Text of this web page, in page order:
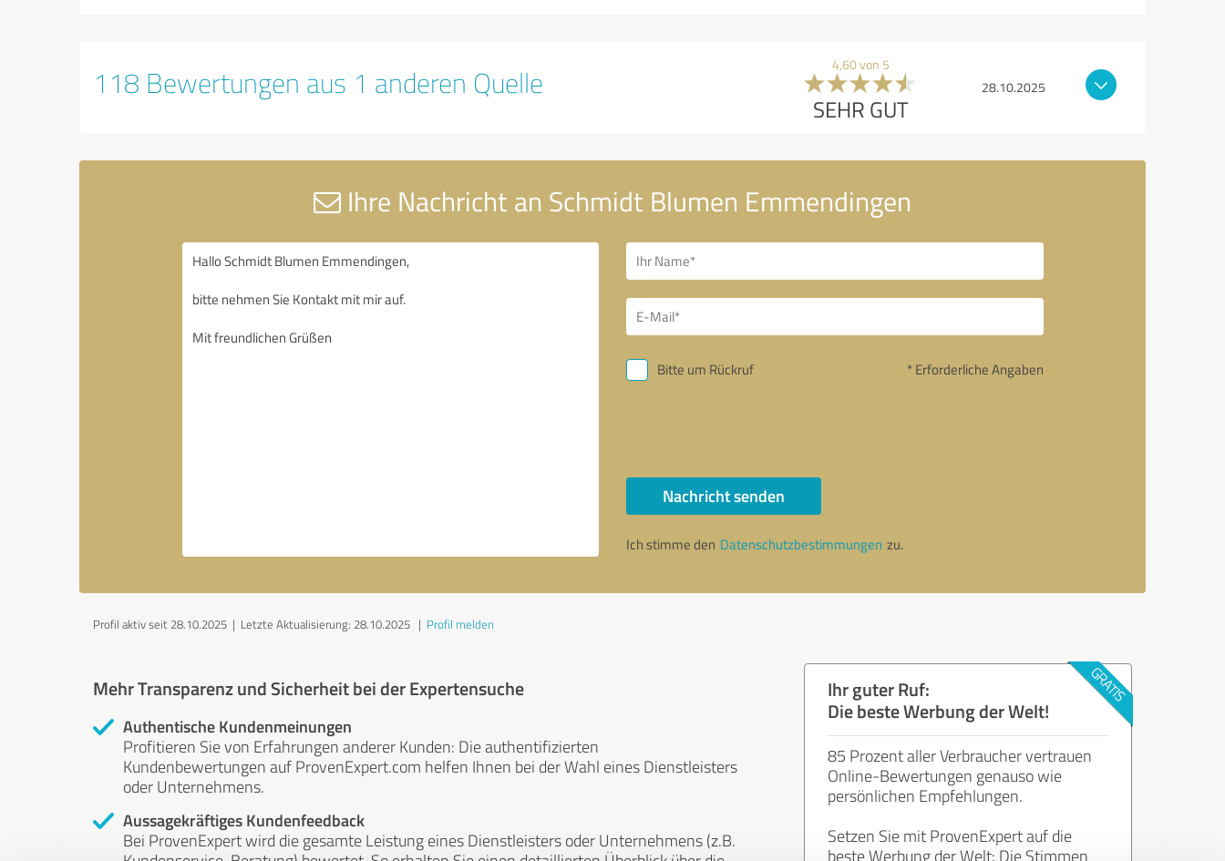
118 Bewertungen aus 1 anderen Quelle 4,60 von 5
SEHR GUT
28.10.2025
Ihre Nachricht an Schmidt Blumen Emmendingen
Bitte um Rückruf * Erforderliche Angaben
Nachricht senden
Ich stimme den Datenschutzbestimmungen zu.
Profil aktiv seit 28.10.2025 | Letzte Aktualisierung: 28.10.2025 | Profil melden
Mehr Transparenz und Sicherheit bei der Expertensuche
Authentische Kundenmeinungen
Profitieren Sie von Erfahrungen anderer Kunden: Die authentifizierten
Kundenbewertungen auf ProvenExpert.com helfen Ihnen bei der Wahl eines Dienstleisters
oder Unternehmens.
Aussagekräftiges Kundenfeedback
Bei ProvenExpert wird die gesamte Leistung eines Dienstleisters oder Unternehmens (z.B.
Ihr guter Ruf:
Die beste Werbung der Welt!
85 Prozent aller Verbraucher vertrauen
Online-Bewertungen genauso wie
persönlichen Empfehlungen.
Setzen Sie mit ProvenExpert auf die
beste Werbung der Welt: Die Stimmen